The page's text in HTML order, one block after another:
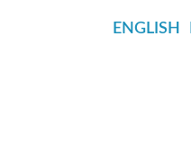
ENGLISH